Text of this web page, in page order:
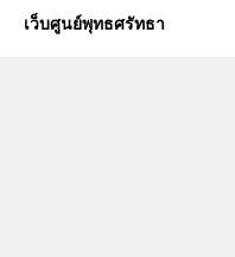
เว็บศูนย์พุทธศรัทธา